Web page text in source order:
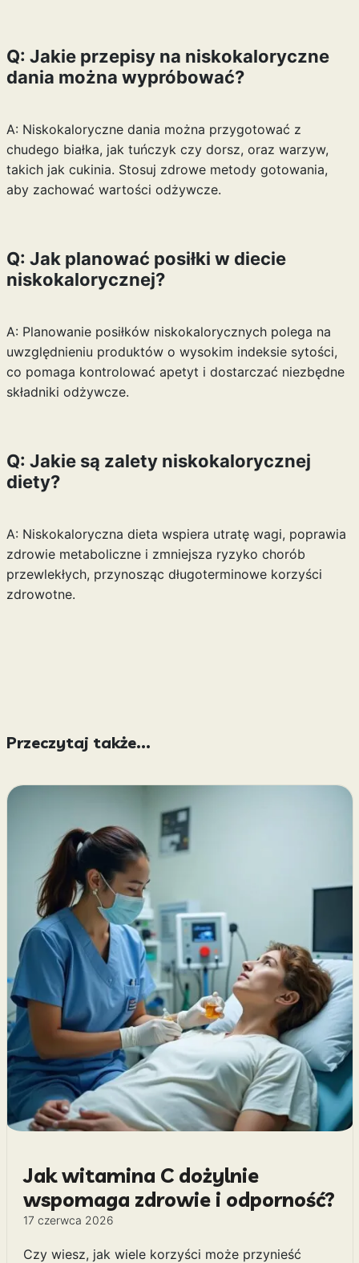
Q: Jakie przepisy na niskokaloryczne
dania można wypróbować?
A: Niskokaloryczne dania można przygotować z
chudego białka, jak tuńczyk czy dorsz, oraz warzyw,
takich jak cukinia. Stosuj zdrowe metody gotowania,
aby zachować wartości odżywcze.
Q: Jak planować posiłki w diecie
niskokalorycznej?
A: Planowanie posiłków niskokalorycznych polega na
uwzględnieniu produktów o wysokim indeksie sytości,
co pomaga kontrolować apetyt i dostarczać niezbędne
składniki odżywcze.
Q: Jakie są zalety niskokalorycznej
diety?
A: Niskokaloryczna dieta wspiera utratę wagi, poprawia
zdrowie metaboliczne i zmniejsza ryzyko chorób
przewlekłych, przynosząc długoterminowe korzyści
zdrowotne.
Przeczytaj także...
Jak witamina C dożylnie
wspomaga zdrowie i odporność?
17 czerwca 2026
Czy wiesz, jak wiele korzyści może przynieść